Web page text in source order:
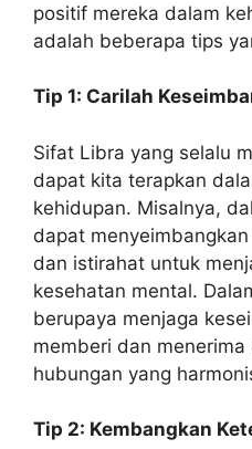
positif mereka dalam
adalah beberapa tips
Tip 1: Carilah
Sifat Libra yang selalu
dapat kita terapkan
kehidupan. Misalnya,
dapat
dan istirahat untuk
kesehatan mental.
berupaya menjaga
memberi dan
hubungan yang
Tip 2: Kembangkan